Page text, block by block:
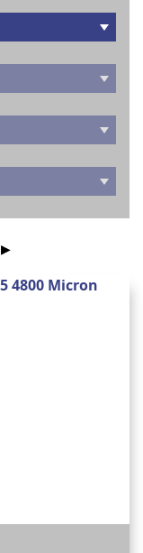
▶
4800 Micron